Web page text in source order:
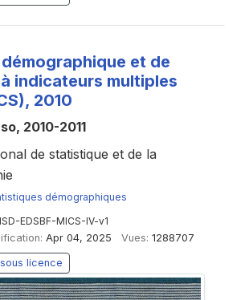
et de
indicateurs multiples
2010
2010-2011
de statistique et de la
démographiques
EDSBF-MICS-IV-v1
Apr 04, 2025 Vues: 1288707
licence